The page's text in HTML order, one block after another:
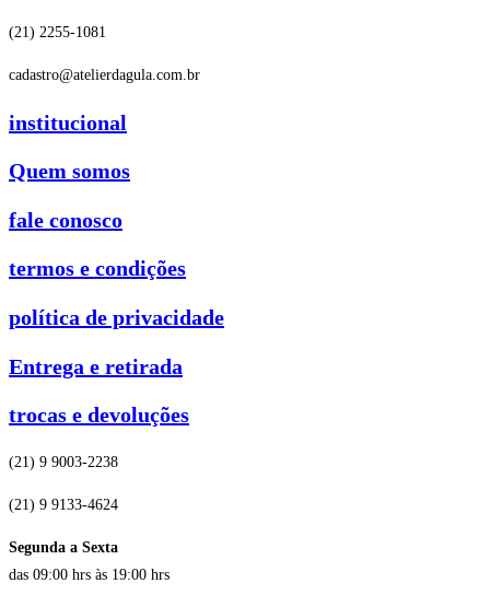
(21) 2255-1081
cadastro@atelierdagula.com.br
institucional
Quem somos
fale conosco
termos e condições
política de privacidade
Entrega e retirada
trocas e devoluções
(21) 9 9003-2238
(21) 9 9133-4624
Segunda a Sexta
das 09:00 hrs às 19:00 hrs